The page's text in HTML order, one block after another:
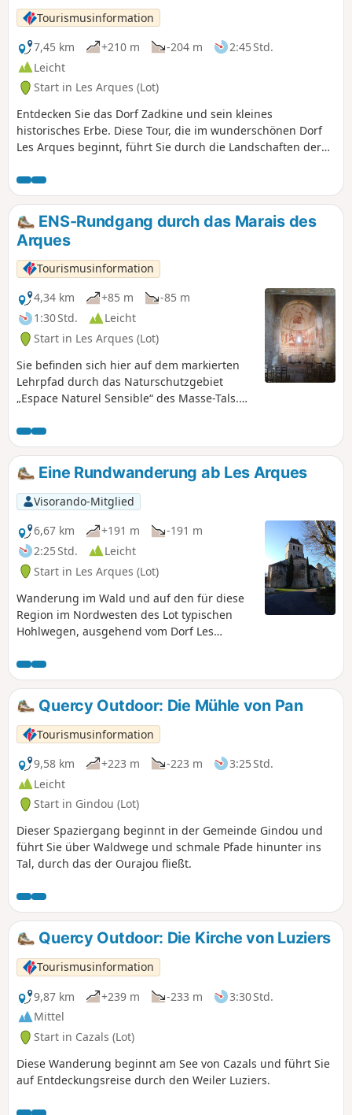
Tourismusinformation
7,45 km
+210 m -204 m
2:45 Std.
Leicht
Start in Les Arques (Lot)
Entdecken Sie das Dorf Zadkine und sein kleines
historisches Erbe. Diese Tour, die im wunderschönen Dorf
Les Arques beginnt, führt Sie durch die Landschaften der
ENS-Rundgang durch das Marais des
Arques
Tourismusinformation
4,34 km
+85 m
-85 m
1:30 Std.
Leicht
Start in Les Arques (Lot)
Sie befinden sich hier auf dem markierten
Lehrpfad durch das Naturschutzgebiet
„Espace Naturel Sensible“ des Masse-Tals.
bemerkenswerte bauliche und natürliche
Kulturgüter.
Eine Rundwanderung ab Les Arques
Visorando-Mitglied
6,67 km
+191 m
-191 m
2:25 Std.
Leicht
Start in Les Arques (Lot)
Wanderung im Wald und auf den für diese
Region im Nordwesten des Lot typischen
Hohlwegen, ausgehend vom Dorf Les
schönes Unterholz in einer sehr wilden
Umgebung (nur drei Wohnhäuser in der
Nähe). Der größte Teil der Wanderung
verläuft abseits asphaltierter Straßen, es
handelt sich um Feldwege. Einige sehr
schöne Aussichtspunkte. Dieser Spaziergang
ist auf der IGN-Karte verzeichnet und vor
Ort gelb markiert.
Quercy Outdoor: Die Mühle von Pan
Tourismusinformation
9,58 km
+223 m -223 m
3:25 Std.
Leicht
Start in Gindou (Lot)
Dieser Spaziergang beginnt in der Gemeinde Gindou und
führt Sie über Waldwege und schmale Pfade hinunter ins
Tal, durch das der Ourajou fließt.
Quercy Outdoor: Die Kirche von Luziers
Tourismusinformation
9,87 km
+239 m -233 m
3:30 Std.
Mittel
Start in Cazals (Lot)
Diese Wanderung beginnt am See von Cazals und führt Sie
auf Entdeckungsreise durch den Weiler Luziers.